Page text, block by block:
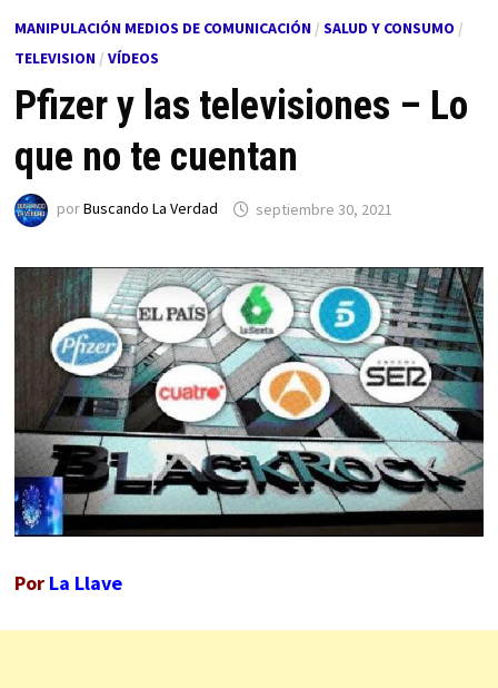
MANIPULACIÓN MEDIOS DE COMUNICACIÓN/ SALUD Y CONSUMO /
TELEVISION/ VÍDEOS
Pfizer y las televisiones – Lo
que no te cuentan
porBuscando La Verdad septiembre 30, 2021
Por La Llave